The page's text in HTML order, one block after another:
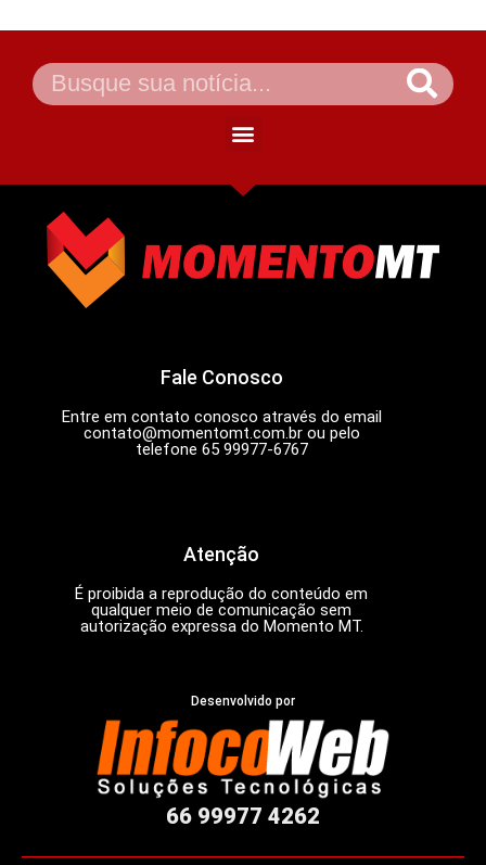
Fale Conosco
Entre em contato conosco através do email
contato@momentomt.com.brou pelo
telefone 65 99977-6767
Atenção
É proibida a reprodução do conteúdo em
qualquer meio de comunicação sem
autorização expressa do Momento MT.
Desenvolvido por
66 99977 4262